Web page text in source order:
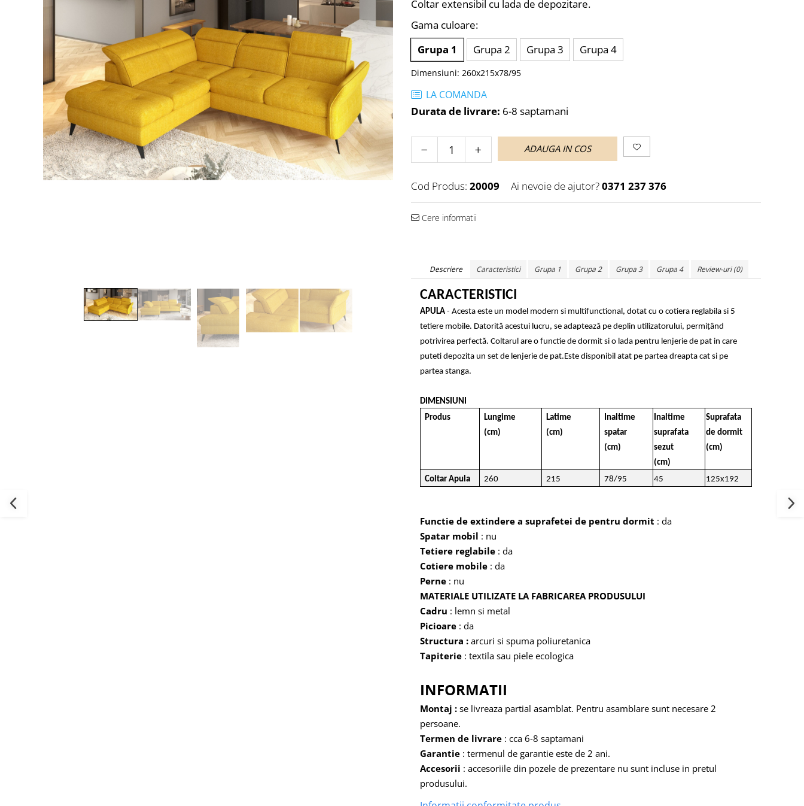
Coltar extensibil cu lada de depozitare.
Gama culoare:
Grupa 1
Grupa 2 Grupa 3 Grupa 4
Dimensiuni: 260x215x78/95
LA COMANDA
Durata de livrare: 6-8 saptamani
ADAUGA IN COS
Cod Produs: 20009 Ai nevoie de ajutor?0371 237 376
Cere informatii
Descriere Caracteristici Grupa 1 Grupa 2 Grupa 3 Grupa 4 Review-uri(0)
CARACTERISTICI
APULA - Acesta este un model modern si multifunctional, dotat cu o cotiera reglabila si 5
tetiere mobile. Datorită acestui lucru, se adaptează pe deplin utilizatorului, permițând
potrivirea perfectă. Coltarul are o functie de dormit si o lada pentru lenjerie de pat in care
puteti depozita un set de lenjerie de pat.Este disponibil atat pe partea dreapta cat si pe
partea stanga.
DIMENSIUNI
Produs
Lungime
(cm)
Latime
(cm)
Inaltime
spatar
(cm)
Inaltime
suprafata
sezut
(cm)
Suprafata
de dormit
(cm)
Coltar Apula 260 215 78/95 45 125x192
Functie de extindere a suprafetei de pentru dormit : da
Spatar mobil : nu
Tetiere reglabile : da
Cotiere mobile : da
Perne : nu
MATERIALE UTILIZATE LA FABRICAREA PRODUSULUI
Cadru : lemn si metal
Picioare : da
Structura : arcuri si spuma poliuretanica
Tapiterie : textila sau piele ecologica
INFORMATII
Montaj : se livreaza partial asamblat. Pentru asamblare sunt necesare 2
persoane.
Termen de livrare : cca 6-8 saptamani
Garantie : termenul de garantie este de 2 ani.
Accesorii : accesoriile din pozele de prezentare nu sunt incluse in pretul
produsului.